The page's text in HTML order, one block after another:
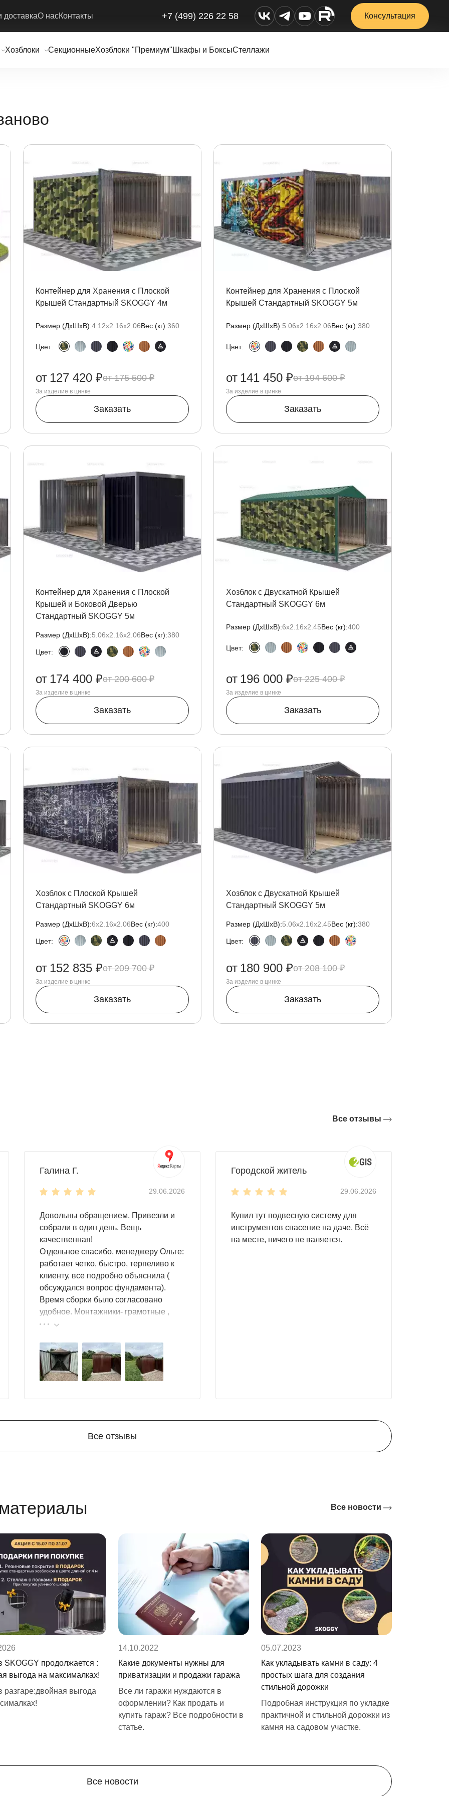
доставкаО насКонтакты +7 (499) 226 22 58 Консультация
Хозблоки СекционныеХозблоки "Премиум" Шкафы и БоксыСтеллажи
Контейнер для Хранения с Плоской
Крышей Стандартный SKOGGY 4м
Размер (ДxШxВ):4.12х2.16х2.06Вес (кг):360
Цвет:
175 500 ₽
от 127 420 ₽
За изделие в цинке
Заказать
Контейнер для Хранения с Плоской
Крышей Стандартный SKOGGY 5м
Размер (ДxШxВ):5.06х2.16х2.06Вес (кг):380
Цвет:
194 600 ₽
от 141 450 ₽
За изделие в цинке
Заказать
Контейнер для Хранения с Плоской
Крышей и Боковой Дверью
Стандартный SKOGGY 5м
Размер (ДxШxВ):5.06х2.16х2.06Вес (кг):380
Цвет:
200 600 ₽
от 174 400 ₽
За изделие в цинке
Заказать
Хозблок с Двускатной Крышей
Стандартный SKOGGY 6м
Размер (ДxШxВ):6х2.16х2.45Вес (кг):400
Цвет:
225 400 ₽
от 196 000 ₽
За изделие в цинке
Заказать
Хозблок с Плоской Крышей
Стандартный SKOGGY 6м
Размер (ДxШxВ):6х2.16х2.06Вес (кг):400
Цвет:
209 700 ₽
от 152 835 ₽
За изделие в цинке
Заказать
Хозблок с Двускатной Крышей
Стандартный SKOGGY 5м
Размер (ДxШxВ):5.06х2.16х2.45Вес (кг):380
Цвет:
208 100 ₽
от 180 900 ₽
За изделие в цинке
Заказать
Все отзывы
Галина Г.
29.06.2026
Довольны обращением. Привезли и
собрали в один день. Вещь
качественная!
Отдельное спасибо, менеджеру Ольге:
работает четко, быстро, терпеливо к
клиенту, все подробно объяснила (
обсуждался вопрос фундамента).
Время сборки было согласовано
удобное. Монтажники- грамотные ,
культурные ребята. Спасибо компании
большой выбор продукции, реальные
цены.
Городской житель
29.06.2026
Купил тут подвесную систему для
инструментов спасение на даче. Всё
на месте, ничего не валяется.
Все отзывы
Все новости
SKOGGY продолжается :
выгода на максималках!
разгаре:двойная выгода
14.10.2022
Какие документы нужны для
приватизации и продажи гаража
Все ли гаражи нуждаются в
оформлении? Как продать и
купить гараж? Все подробности в
статье.
05.07.2023
Как укладывать камни в саду: 4
простых шага для создания
стильной дорожки
Подробная инструкция по укладке
практичной и стильной дорожки из
камня на садовом участке.
Все новости